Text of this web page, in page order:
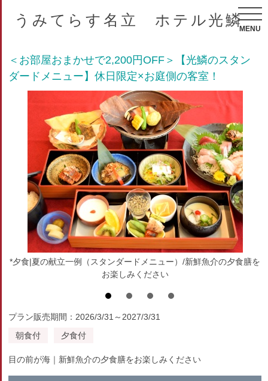
うみてらす名立 ホテル光鱗
MENU
＜お部屋おまかせで2,200円OFF＞【光鱗のスタン
ダードメニュー】休日限定×お庭側の客室！
*夕食|夏の献立一例（スタンダードメニュー）/新鮮魚介の夕食膳を
お楽しみください
プラン販売期間：2026/3/31～2027/3/31
朝食付
夕食付
目の前が海｜新鮮魚介の夕食膳をお楽しみください